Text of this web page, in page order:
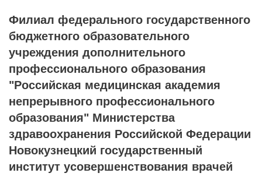
Филиал федерального государственного
бюджетного образовательного
учреждения дополнительного
профессионального образования
"Российская медицинская академия
непрерывного профессионального
образования" Министерства
здравоохранения Российской Федерации
Новокузнецкий государственный
институт усовершенствования врачей